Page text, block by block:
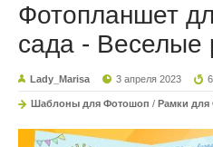
Фотопланшет
сада - Веселые
Lady_Marisa 3 апреля 2023
Шаблоны для Фотошоп / Рамки для